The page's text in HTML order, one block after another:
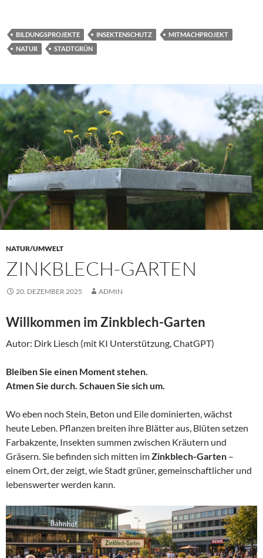
BILDUNGSPROJEKTE INSEKTENSCHUTZ
MITMACHPROJEKT
NATUR
STADTGRÜN
NATUR/UMWELT
ZINKBLECH-GARTEN
20. DEZEMBER 2025 ADMIN
Willkommen im Zinkblech-Garten
Autor: Dirk Liesch (mit KI Unterstützung, ChatGPT)
Bleiben Sie einen Moment stehen.
Atmen Sie durch. Schauen Sie sich um.
Wo eben noch Stein, Beton und Eile dominierten, wächst
heute Leben. Pflanzen breiten ihre Blätter aus, Blüten setzen
Farbakzente, Insekten summen zwischen Kräutern und
Gräsern. Sie befinden sich mitten imZinkblech-Garten –
einem Ort, der zeigt, wie Stadt grüner, gemeinschaftlicher und
lebenswerter werden kann.